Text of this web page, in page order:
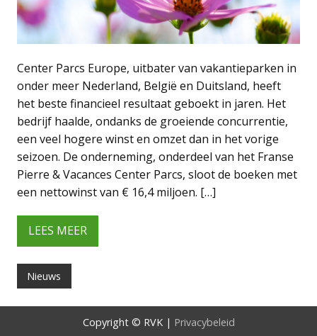
Center Parcs Europe, uitbater van vakantieparken in
onder meer Nederland, België en Duitsland, heeft
het beste financieel resultaat geboekt in jaren. Het
bedrijf haalde, ondanks de groeiende concurrentie,
een veel hogere winst en omzet dan in het vorige
seizoen. De onderneming, onderdeel van het Franse
Pierre & Vacances Center Parcs, sloot de boeken met
een nettowinst van € 16,4 miljoen. […]
LEES MEER
Nieuws
Copyright © RVK | Privacybeleid